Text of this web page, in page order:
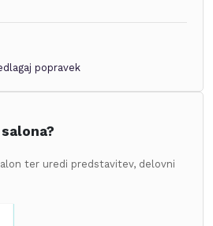
popravek
ter uredi predstavitev, delovni